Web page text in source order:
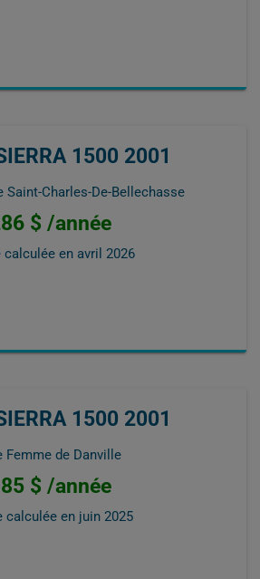
1500 2001
Saint-Charles-De-Bellechasse
$ /année
calculée en avril 2026
1500 2001
Femme de Danville
$ /année
calculée en juin 2025